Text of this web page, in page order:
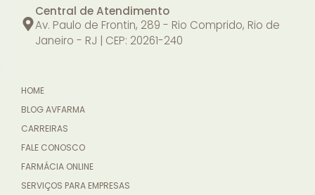
Central de Atendimento
Av. Paulo de Frontin, 289 - Rio Comprido, Rio de
Janeiro - RJ | CEP: 20261-240
HOME
BLOG AVFARMA
CARREIRAS
FALE CONOSCO
FARMÁCIA ONLINE
SERVIÇOS PARA EMPRESAS